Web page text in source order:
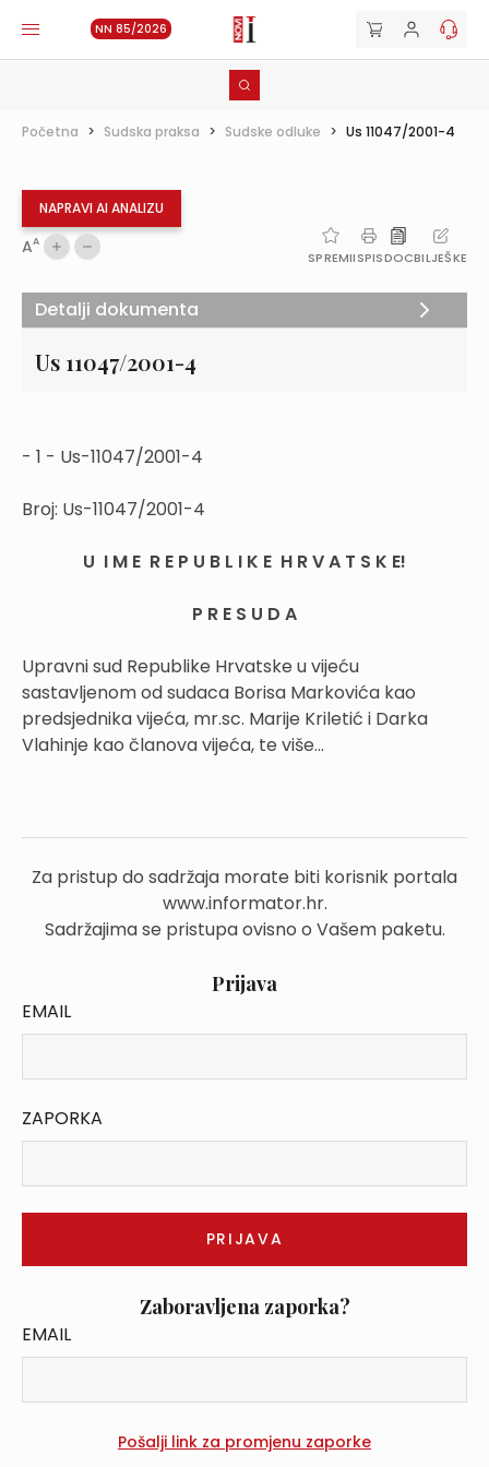
NN 85/2026
Početna > Sudska praksa > Sudske odluke > Us 11047/2001-4
NAPRAVI AI ANALIZU
AA
SPREMIISPISDOCBILJEŠKE
Us 11047/2001-4
- 1 - Us-11047/2001-4
Broj: Us-11047/2001-4
U I M E R E P U B L I K E H R V A T S K E!
P R E S U D A
Upravni sud Republike Hrvatske u vijeću
sastavljenom od sudaca Borisa Markovića kao
predsjednika vijeća, mr.sc. Marije Kriletić i Darka
Vlahinje kao članova vijeća, te više...
Za pristup do sadržaja morate biti korisnik portala
www.informator.hr.
Sadržajima se pristupa ovisno o Vašem paketu.
Prijava
EMAIL
ZAPORKA
Zaboravljena zaporka?
EMAIL
Detalji dokumenta